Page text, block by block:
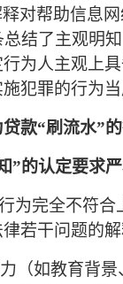
对帮助信息
总结了主观明
为人主观上具
犯罪的行为
贷款“刷流水”
”的认定要求
为完全不符合
若干问题的解
（如教育背景